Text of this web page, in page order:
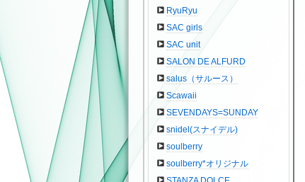
RyuRyu
SAC girls
SAC unit
SALON DE ALFURD
salus（サルース）
Scawaii
SEVENDAYS=SUNDAY
snidel(スナイデル)
soulberry
soulberry*オリジナル